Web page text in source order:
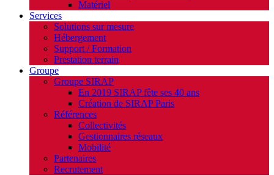
Matériel
Services
Solutions sur mesure
Hébergement
Support / Formation
Prestation terrain
Groupe
Groupe SIRAP
En 2019 SIRAP fête ses 40 ans
Création de SIRAP Paris
Références
Collectivités
Gestionnaires réseaux
Mobilité
Partenaires
Recrutement